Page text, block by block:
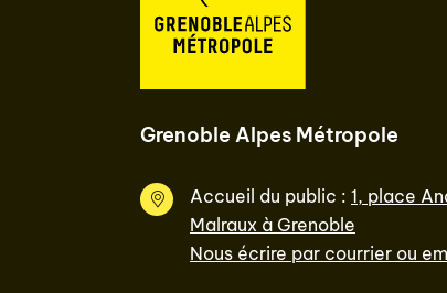
Grenoble Alpes Métropole
Accueil du public : 1, place
Malraux à Grenoble
Nous écrire par courrier ou